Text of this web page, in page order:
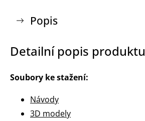
Popis
Detailní popis produktu
Soubory ke stažení:
Návody
3D modely